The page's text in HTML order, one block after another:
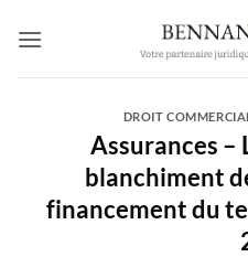
DROIT
Assurances
blanchiment
financement du